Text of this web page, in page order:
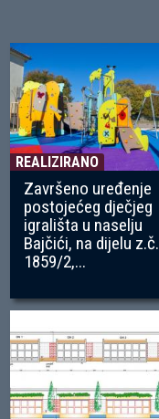
REALIZIRANO
Završeno uređenje
postojećeg dječjeg
igrališta u naselju
Bajčići, na dijelu z.č.
1859/2,...